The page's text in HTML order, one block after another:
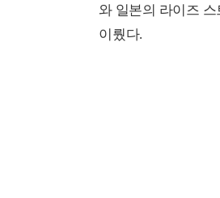
와 일본의 라이즈
이뤘다.